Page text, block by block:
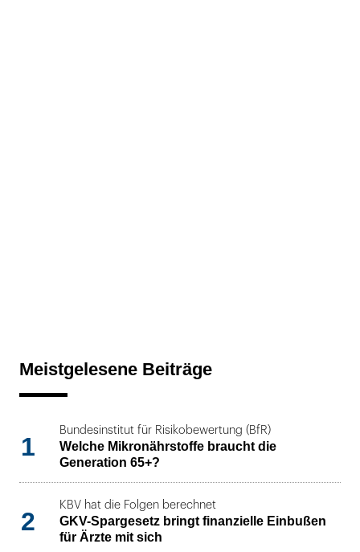
Meistgelesene Beiträge
1
Bundesinstitut für Risikobewertung (BfR)
Welche Mikronährstoffe braucht die
Generation 65+?
2
KBV hat die Folgen berechnet
GKV-Spargesetz bringt finanzielle Einbußen
für Ärzte mit sich